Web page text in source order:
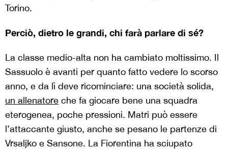
Torino.
Perciò, dietro le grandi, chi farà parlare di sé?
La classe medio-alta non ha cambiato moltissimo. Il
Sassuolo è avanti per quanto fatto vedere lo scorso
anno, e da lì deve ricominciare: una società solida,
un allenatore che fa giocare bene una squadra
eterogenea, poche pressioni. Matri può essere
l’attaccante giusto, anche se pesano le partenze di
Vrsaljko e Sansone. La Fiorentina ha sciupato